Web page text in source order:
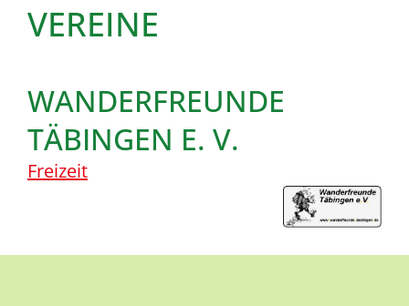
VEREINE
WANDERFREUNDE
TÄBINGEN E. V.
Freizeit